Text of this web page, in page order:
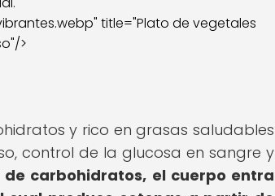
title="Plato de vegetales
>
y rico en grasas saludables
control de la glucosa en sangre y
carbohidratos, el cuerpo entra